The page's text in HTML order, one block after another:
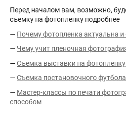
Перед началом вам, возможно,
съемку на фотопленку подробнее
— Почему фотопленка актуальна и
— Чему учит пленочная
—Съемка выставки на фотопленку
—Съемка постановочного футбола
— Мастер-классы по печати
способом